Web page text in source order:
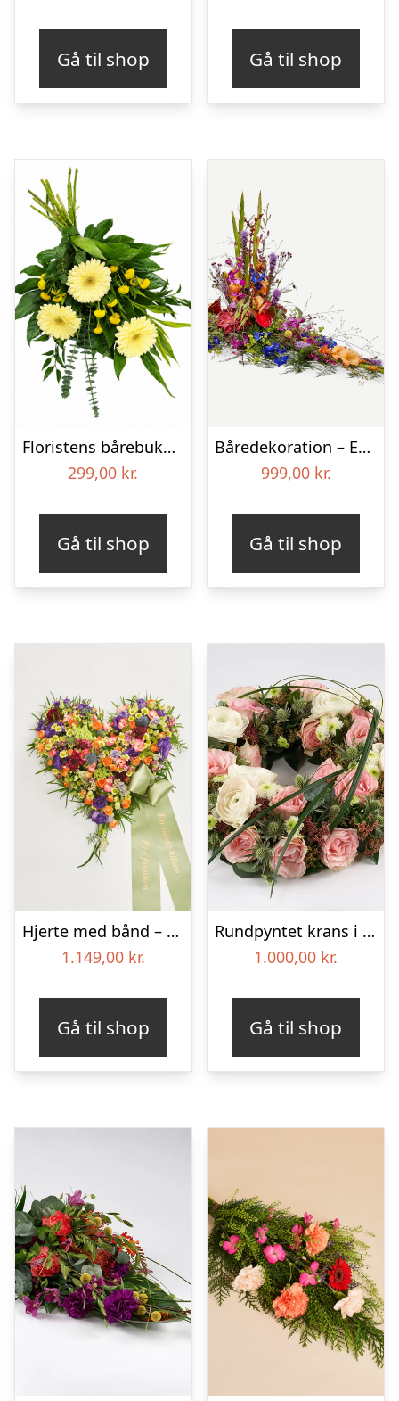
Gå til shop Gå til shop
Floristens bårebuket – Smukt minde
299,00 kr.
Gå til shop
Båredekoration – Et farverigt farvel
999,00 kr.
Gå til shop
Hjerte med bånd – Floristens kreative valg
1.149,00 kr.
Gå til shop
Rundpyntet krans i lyse farver – Blomster til begravelse
1.000,00 kr.
Gå til shop